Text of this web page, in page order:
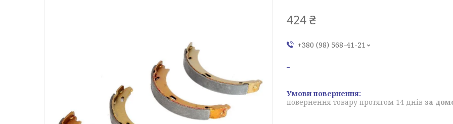
424 ₴
+380 (98) 568-41-21
повернення товару протягом 14 днів за